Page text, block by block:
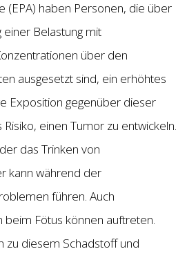
(EPA) haben Personen, die über
Belastung mit
über den
ausgesetzt sind, ein erhöhtes
Exposition gegenüber dieser
einen Tumor zu entwickeln.
das Trinken von
kann während der
führen. Auch
beim Fötus können auftreten.
diesem Schadstoff und